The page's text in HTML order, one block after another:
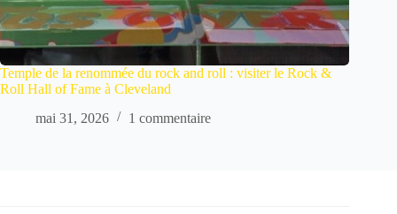
Temple de la renommée du rock and roll : visiter le Rock &
Roll Hall of Fame à Cleveland
mai 31, 2026
1 commentaire